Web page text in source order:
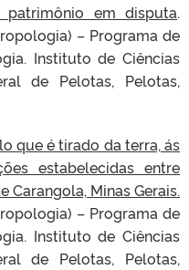
em disputa.
– Programa de
Instituto de Ciências
de Pelotas, Pelotas,
que é tirado da terra, ás
estabelecidas entre
Minas Gerais.
– Programa de
Instituto de Ciências
de Pelotas, Pelotas,